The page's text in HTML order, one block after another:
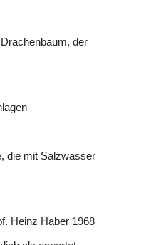
der
die mit Salzwasser
Heinz Haber 1968